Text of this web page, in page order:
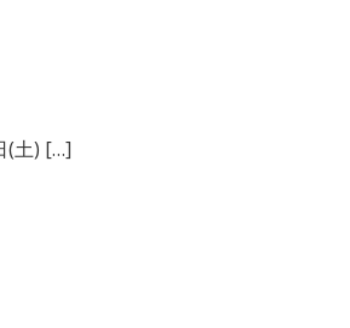
(土) […]